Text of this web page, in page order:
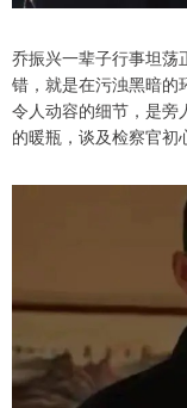
乔振兴一辈子行事坦荡
错，就是在污浊黑暗的
令人动容的细节，是旁
的暖瓶，谈及检察官初